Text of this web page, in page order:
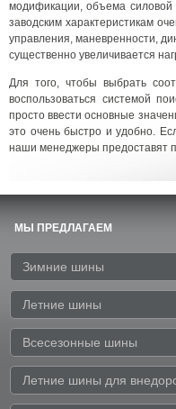
модификации, объема силовой
заводским характеристикам
управления, маневренности,
существенно увеличивается
Для того, чтобы выбрать
воспользоваться системой
просто ввести основные
это очень быстро и удобно.
наши менеджеры предоставят
МЫ ПРЕДЛАГАЕМ
Зимние шины
Летние шины
Всесезонные шины
Летние шины для